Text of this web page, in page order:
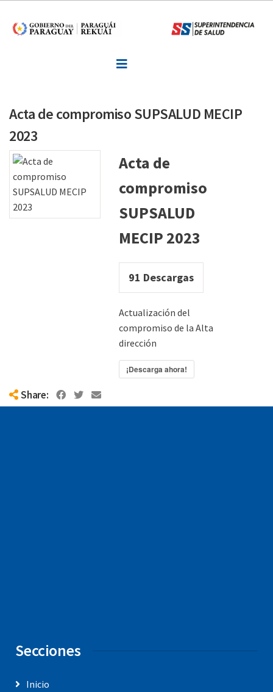
Inicio
Noticias
Consultas o Sugerencias
Denuncias
Contactos
Acta de compromiso SUPSALUD MECIP
2023
Acta de
compromiso
SUPSALUD
MECIP 2023
91 Descargas
Actualización del
compromiso de la Alta
dirección
¡Descarga ahora!
Share:
Secciones
Inicio